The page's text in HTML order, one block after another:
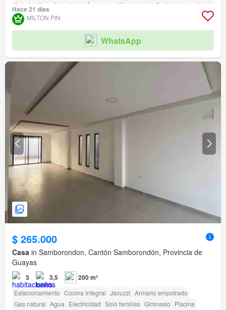
Solo familias
Seguridad Área para niños Jardín
Garita de guardianía
Cancha de tenis
Hace 21 días
MILTON PIN
WhatsApp
$ 265.000
Casa in Samborondon, Cantón Samborondón, Provincia de
Guayas
3 3,5 200 m²
Estacionamiento Cocina integral Jacuzzi Armario empotrado
Gas natural Agua Electricidad Solo familias Gimnasio Piscina